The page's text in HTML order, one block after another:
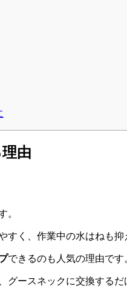
由
。
く、作業中の水はねも
できるのも人気の理由です
ースネックに交換するだ